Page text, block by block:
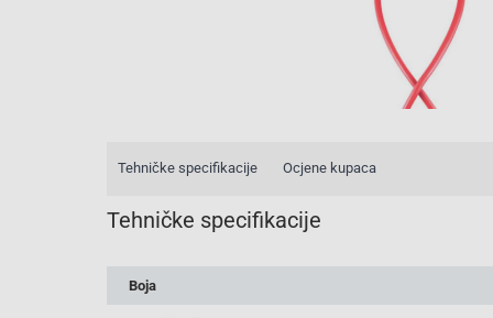
Tehničke specifikacije Ocjene kupaca
Tehničke specifikacije
Boja